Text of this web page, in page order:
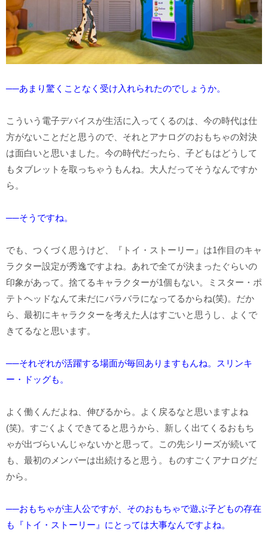
──あまり驚くことなく受け入れられたのでしょうか。
こういう電子デバイスが生活に入ってくるのは、今の時代は仕
方がないことだと思うので、それとアナログのおもちゃの対決
は面白いと思いました。今の時代だったら、子どもはどうして
もタブレットを取っちゃうもんね。大人だってそうなんですか
ら。
──そうですね。
でも、つくづく思うけど、『トイ・ストーリー』は1作目のキャ
ラクター設定が秀逸ですよね。あれで全てが決まったぐらいの
印象があって。捨てるキャラクターが1個もない。ミスター・ポ
テトヘッドなんて未だにバラバラになってるからね(笑)。だか
ら、最初にキャラクターを考えた人はすごいと思うし、よくで
きてるなと思います。
──それぞれが活躍する場面が毎回ありますもんね。スリンキ
ー・ドッグも。
よく働くんだよね、伸びるから。よく戻るなと思いますよね
(笑)。すごくよくできてると思うから、新しく出てくるおもち
ゃが出づらいんじゃないかと思って。この先シリーズが続いて
も、最初のメンバーは出続けると思う。ものすごくアナログだ
から。
──おもちゃが主人公ですが、そのおもちゃで遊ぶ子どもの存在
も『トイ・ストーリー』にとっては大事なんですよね。